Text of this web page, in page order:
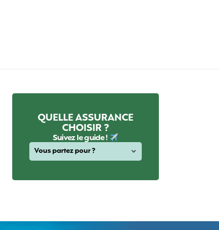
QUELLE ASSURANCE
CHOISIR ?
Suivez le guide !